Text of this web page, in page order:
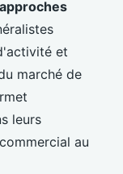
et
marché de
leurs
au